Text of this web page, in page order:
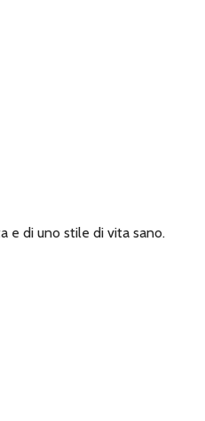
e di uno stile di vita sano.